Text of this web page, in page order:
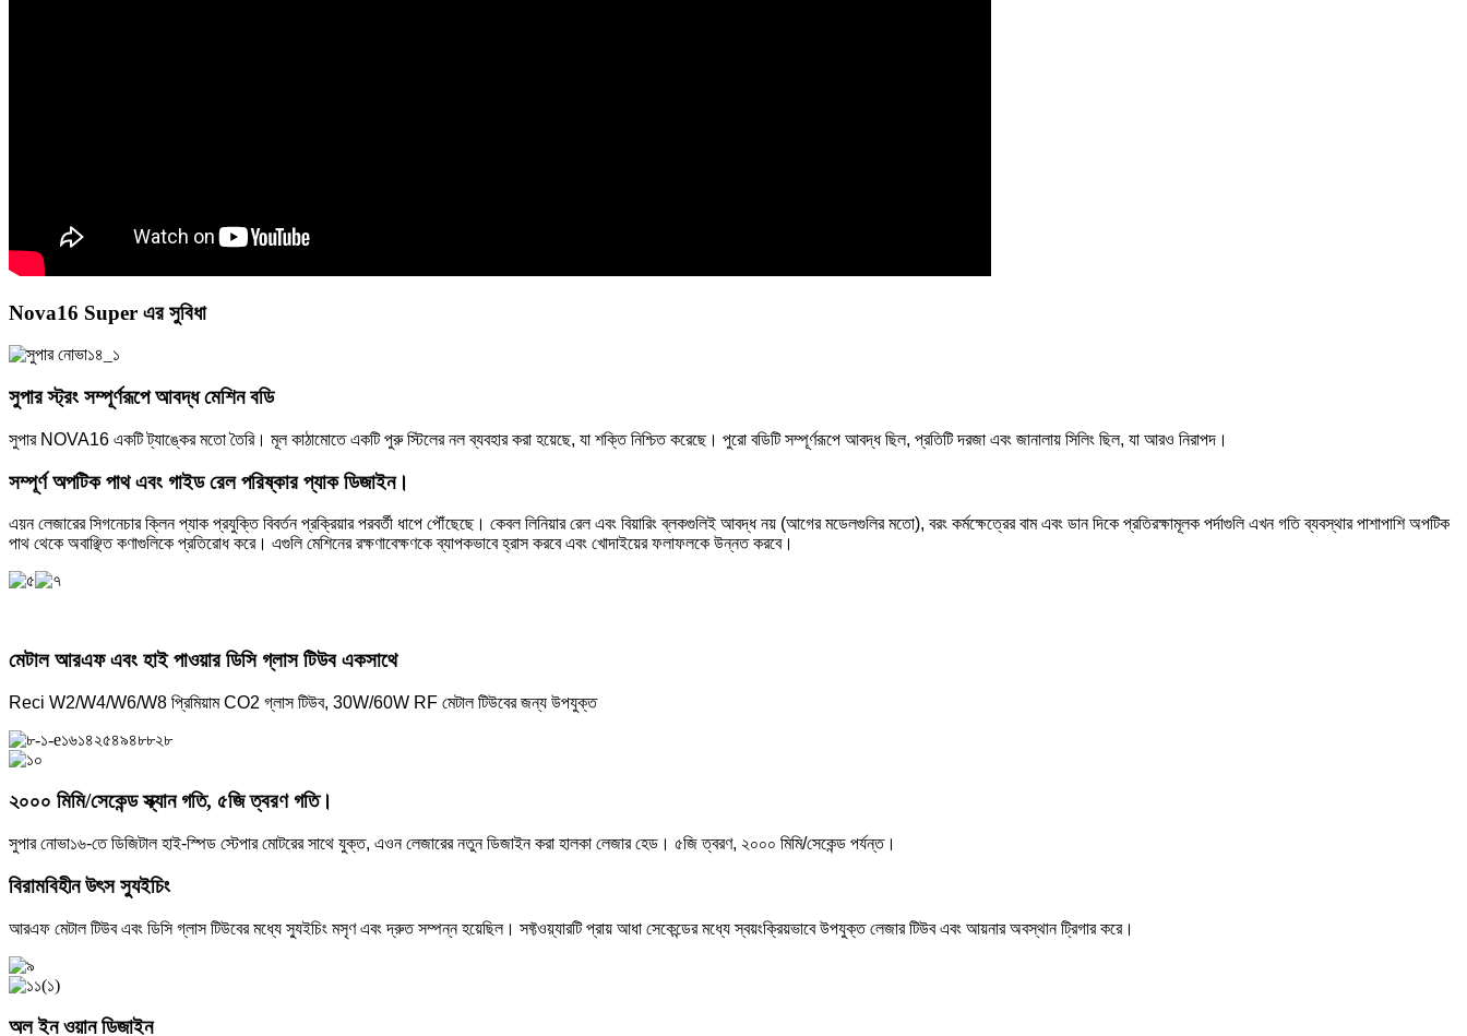
Nova16 Super এর সুবিধা
সুপার স্ট্রং সম্পূর্ণরূপে আবদ্ধ মেশিন বডি
সুপার NOVA16 একটি ট্যাঙ্কের মতো তৈরি। মূল কাঠামোতে একটি পুরু স্টিলের নল ব্যবহার করা হয়েছে, যা শক্তি নিশ্চিত করেছে। পুরো বডিটি সম্পূর্ণরূপে আবদ্ধ ছিল, প্রতিটি দরজা এবং জানালায় সিলিং ছিল, যা আরও নিরাপদ।
সম্পূর্ণ অপটিক পাথ এবং গাইড রেল পরিষ্কার প্যাক ডিজাইন।
এয়ন লেজারের সিগনেচার ক্লিন প্যাক প্রযুক্তি বিবর্তন প্রক্রিয়ার পরবর্তী ধাপে পৌঁছেছে। কেবল লিনিয়ার রেল এবং বিয়ারিং ব্লকগুলিই আবদ্ধ নয় (আগের মডেলগুলির মতো), বরং কর্মক্ষেত্রের বাম এবং ডান দিকে প্রতিরক্ষামূলক পর্দাগুলি এখন গতি ব্যবস্থার পাশাপাশি অপটিক
পাথ থেকে অবাঞ্ছিত কণাগুলিকে প্রতিরোধ করে। এগুলি মেশিনের রক্ষণাবেক্ষণকে ব্যাপকভাবে হ্রাস করবে এবং খোদাইয়ের ফলাফলকে উন্নত করবে।
মেটাল আরএফ এবং হাই পাওয়ার ডিসি গ্লাস টিউব একসাথে
Reci W2/W4/W6/W8 প্রিমিয়াম CO2 গ্লাস টিউব, 30W/60W RF মেটাল টিউবের জন্য উপযুক্ত
২০০০ মিমি/সেকেন্ড স্ক্যান গতি, ৫জি ত্বরণ গতি।
সুপার নোভা১৬-তে ডিজিটাল হাই-স্পিড স্টেপার মোটরের সাথে যুক্ত, এওন লেজারের নতুন ডিজাইন করা হালকা লেজার হেড। ৫জি ত্বরণ, ২০০০ মিমি/সেকেন্ড পর্যন্ত।
বিরামবিহীন উৎস স্যুইচিং
আরএফ মেটাল টিউব এবং ডিসি গ্লাস টিউবের মধ্যে স্যুইচিং মসৃণ এবং দ্রুত সম্পন্ন হয়েছিল। সফ্টওয়্যারটি প্রায় আধা সেকেন্ডের মধ্যে স্বয়ংক্রিয়ভাবে উপযুক্ত লেজার টিউব এবং আয়নার অবস্থান ট্রিগার করে।
অল ইন ওয়ান ডিজাইন